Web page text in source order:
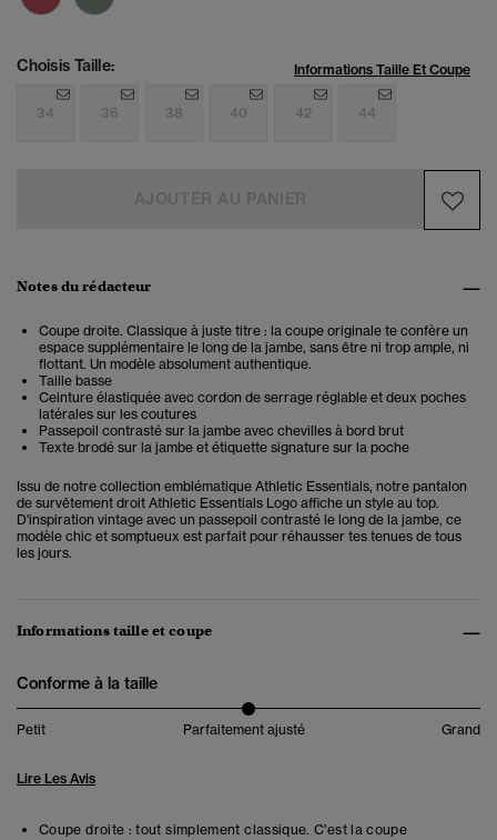
Choisis Taille: Informations Taille Et Coupe
34 36 38 40 42 44
Notes du rédacteur
Coupe droite. Classique à juste titre : la coupe originale te confère un
espace supplémentaire le long de la jambe, sans être ni trop ample, ni
flottant. Un modèle absolument authentique.
Taille basse
Ceinture élastiquée avec cordon de serrage réglable et deux poches
latérales sur les coutures
Passepoil contrasté sur la jambe avec chevilles à bord brut
Texte brodé sur la jambe et étiquette signature sur la poche
Issu de notre collection emblématique Athletic Essentials, notre pantalon
de survêtement droit Athletic Essentials Logo affiche un style au top.
D'inspiration vintage avec un passepoil contrasté le long de la jambe, ce
modèle chic et somptueux est parfait pour réhausser tes tenues de tous
les jours.
Informations taille et coupe
Conforme à la taille
Petit Parfaitement ajusté Grand
Lire Les Avis
Coupe droite : tout simplement classique. C'est la coupe